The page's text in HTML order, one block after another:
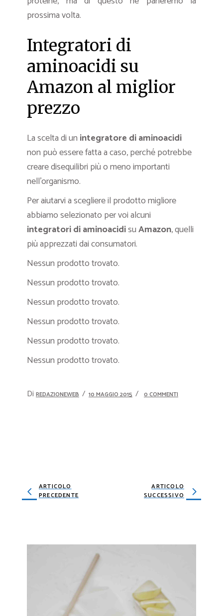
prossima volta.
Integratori di
aminoacidi su
Amazon al miglior
prezzo
La scelta di un integratore di aminoacidi
non può essere fatta a caso, perché potrebbe
creare disequilibri più o meno importanti
nell’organismo.
Per aiutarvi a scegliere il prodotto migliore
abbiamo selezionato per voi alcuni
integratori di aminoacidisuAmazon, quelli
più apprezzati dai consumatori.
Nessun prodotto trovato.
Nessun prodotto trovato.
Nessun prodotto trovato.
Nessun prodotto trovato.
Nessun prodotto trovato.
Nessun prodotto trovato.
Di REDAZIONEWEB 10 MAGGIO 2015 0 COMMENTI
ARTICOLO
PRECEDENTE
ARTICOLO
SUCCESSIVO